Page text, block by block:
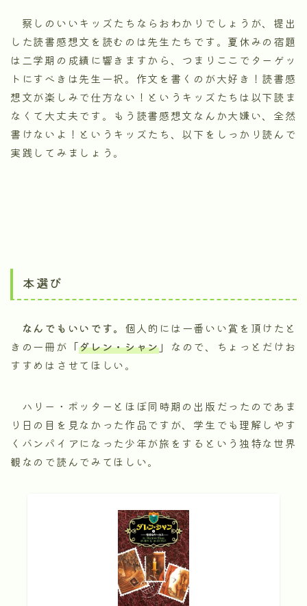
察しのいいキッズたちならおわかりでしょうが、提出
した読書感想文を読むのは先生たちです。夏休みの宿題
は二学期の成績に響きますから、つまりここでターゲッ
トにすべきは先生一択。作文を書くのが大好き！読書感
想文が楽しみで仕方ない！というキッズたちは以下読ま
なくて大丈夫です。もう読書感想文なんか大嫌い、全然
書けないよ！というキッズたち、以下をしっかり読んで
実践してみましょう。
本選び
なんでもいいです。 個人的には一番いい賞を頂けたと
きの一冊が 「ダレン・シャン」 なので、ちょっとだけお
すすめはさせてほしい。
ハリー・ポッターとほぼ同時期の出版だったのであま
り日の目を見なかった作品ですが、学生でも理解しやす
くバンパイアになった少年が旅をするという独特な世界
観なので読んでみてほしい。